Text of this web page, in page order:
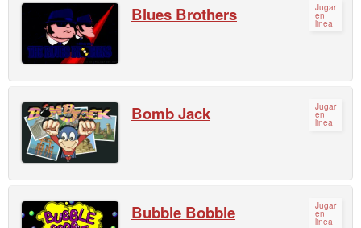
Jugar
en
linea
Blues Brothers
Jugar
en
linea
Bomb Jack
Jugar
en
linea
Bubble Bobble